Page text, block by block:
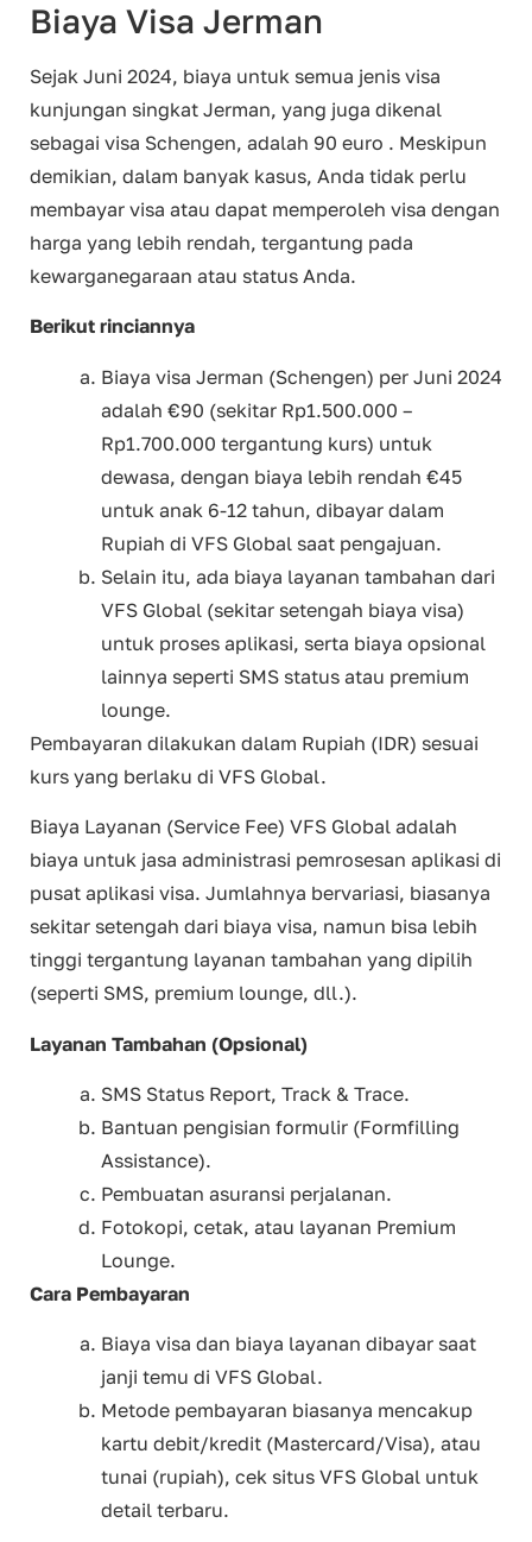
Biaya Visa Jerman
Sejak Juni 2024, biaya untuk semua jenis visa
kunjungan singkat Jerman, yang juga dikenal
sebagai visa Schengen, adalah 90 euro . Meskipun
demikian, dalam banyak kasus, Anda tidak perlu
membayar visa atau dapat memperoleh visa dengan
harga yang lebih rendah, tergantung pada
kewarganegaraan atau status Anda.
Berikut rinciannya
Biaya visa Jerman (Schengen) per Juni 2024
adalah €90 (sekitar Rp1.500.000 –
Rp1.700.000 tergantung kurs) untuk
dewasa, dengan biaya lebih rendah €45
untuk anak 6-12 tahun, dibayar dalam
Rupiah di VFS Global saat pengajuan.
Selain itu, ada biaya layanan tambahan dari
VFS Global (sekitar setengah biaya visa)
untuk proses aplikasi, serta biaya opsional
lainnya seperti SMS status atau premium
lounge.
Pembayaran dilakukan dalam Rupiah (IDR) sesuai
kurs yang berlaku di VFS Global.
Biaya Layanan (Service Fee) VFS Global adalah
biaya untuk jasa administrasi pemrosesan aplikasi di
pusat aplikasi visa. Jumlahnya bervariasi, biasanya
sekitar setengah dari biaya visa, namun bisa lebih
tinggi tergantung layanan tambahan yang dipilih
(seperti SMS, premium lounge, dll.).
Layanan Tambahan (Opsional)
SMS Status Report, Track & Trace.
Bantuan pengisian formulir (Formfilling
Assistance).
Pembuatan asuransi perjalanan.
Fotokopi, cetak, atau layanan Premium
Lounge.
Cara Pembayaran
Biaya visa dan biaya layanan dibayar saat
janji temu di VFS Global.
Metode pembayaran biasanya mencakup
kartu debit/kredit (Mastercard/Visa), atau
tunai (rupiah), cek situs VFS Global untuk
detail terbaru.